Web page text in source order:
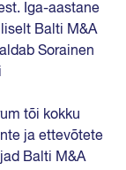
Iga-aastane
Balti M&A
Sorainen
tõi kokku
ja ettevõtete
Balti M&A